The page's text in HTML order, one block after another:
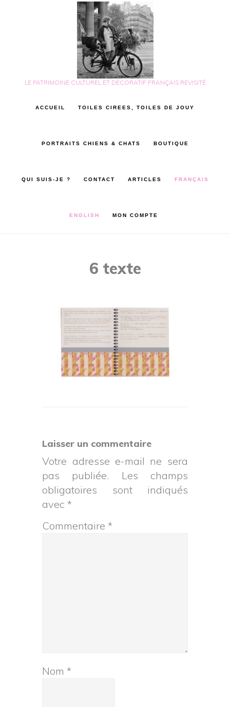
LE PATRIMOINE CULTUREL ET DÉCORATIF FRANÇAIS REVISITÉ
ACCUEIL TOILES CIREES, TOILES DE JOUY
PORTRAITS CHIENS & CHATS BOUTIQUE
QUI SUIS-JE ? CONTACT ARTICLES FRANÇAIS
ENGLISH MON COMPTE
6 texte
Reader
Interactions
Laisser un commentaire
Votre adresse e-mail ne sera
pas publiée.
Les champs
obligatoires sont indiqués
avec*
Commentaire*
Nom*